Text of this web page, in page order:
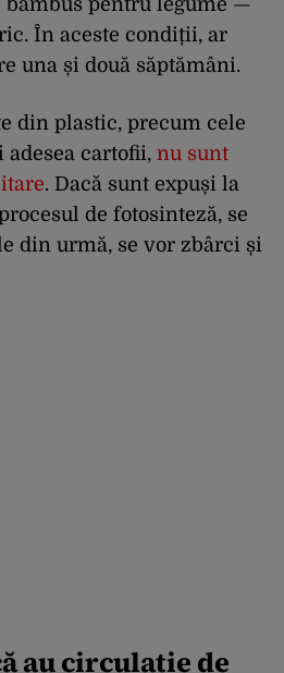
pentru legume —
În aceste condiții, ar
una și două săptămâni.
din plastic, precum cele
cartofii, nu sunt
. Dacă sunt expuși la
de fotosinteză, se
din urmă, se vor zbârci și
au circulație de